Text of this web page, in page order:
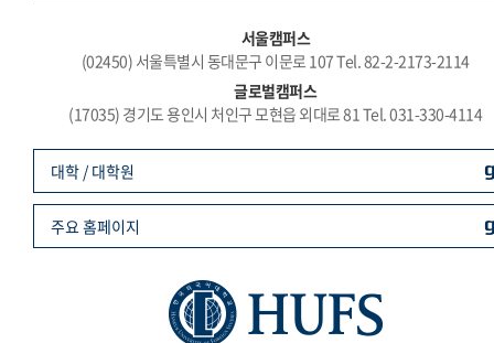
서울캠퍼스
(02450) 서울특별시 동대문구 이문로 107 Tel. 82-2-2173-2114
글로벌캠퍼스
(17035) 경기도 용인시 처인구 모현읍 외대로 81 Tel. 031-330-4114
대학 / 대학원
주요 홈페이지